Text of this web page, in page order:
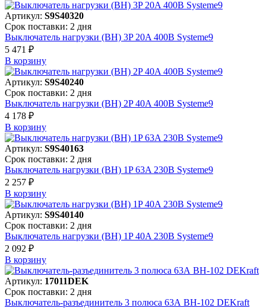
Артикул: S9S40320
Срок поставки: 2 дня
Выключатель нагрузки (ВН) 3P 20A 400В Systeme9
5 471 ₽
В корзинy
Артикул: S9S40240
Срок поставки: 2 дня
Выключатель нагрузки (ВН) 2P 40A 400В Systeme9
4 178 ₽
В корзинy
Артикул: S9S40163
Срок поставки: 2 дня
Выключатель нагрузки (ВН) 1P 63A 230В Systeme9
2 257 ₽
В корзинy
Артикул: S9S40140
Срок поставки: 2 дня
Выключатель нагрузки (ВН) 1P 40A 230В Systeme9
2 092 ₽
В корзинy
Артикул: 17011DEK
Срок поставки: 2 дня
Выключатель-разъединитель 3 полюса 63А ВН-102 DEKraft